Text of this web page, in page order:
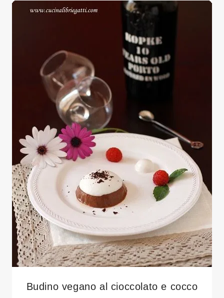
Budino vegano al cioccolato e cocco